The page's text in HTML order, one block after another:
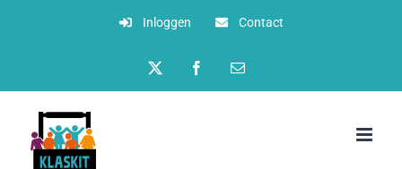
Inloggen Contact
Twitter Facebook
E-